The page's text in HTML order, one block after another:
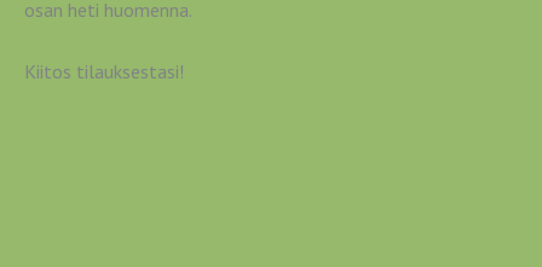
osan heti huomenna.
Kiitos tilauksestasi!